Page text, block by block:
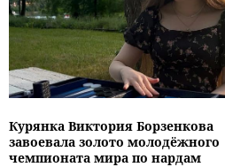
Курянка Виктория Борзенкова
завоевала золото молодёжного
чемпионата мира по нардам